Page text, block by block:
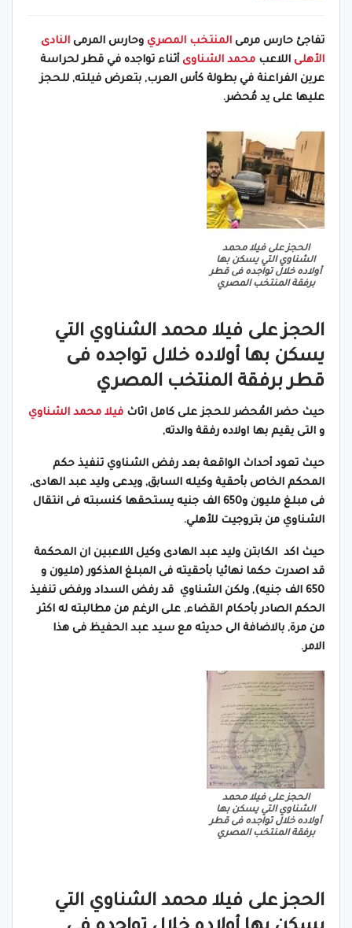
تفاجئ حارس مرمى المنتخب المصري وحارس المرمى النادى
الأهلى اللاعب محمد الشناوى أثناء تواجده في قطر لحراسة
عرين الفراعنة في بطولة كأس العرب, بتعرض فيلته, للحجز
عليها على يد مُحضر.
الحجز على فيلا محمد
الشناوي التي يسكن بها
أولاده خلال تواجده فى قطر
برفقة المنتخب المصري
الحجز على فيلا محمد الشناوي التي
يسكن بها أولاده خلال تواجده فى
قطر برفقة المنتخب المصري
حيث حضر المُحضر للحجز على كامل اثاث فيلا محمد الشناوي
و التى يقيم بها اولاده رفقة والدته,
حيث تعود أحداث الواقعة بعد رفض الشناوي تنفيذ حكم
المحكم الخاص بأحقية وكيله السابق, ويدعى وليد عبد الهادى,
فى مبلغ مليون و650 الف جنيه يستحقها كنسبته فى انتقال
الشناوي من بتروجيت للأهلي.
حيث اكد الكابتن وليد عبد الهادى وكيل اللاعبين ان المحكمة
قد اصدرت حكما نهائيا بأحقيته فى المبلغ المذكور (مليون و
650 الف جنيه), ولكن الشناوي قد رفض السداد ورفض تنفيذ
الحكم الصادر بأحكام القضاء, على الرغم من مطالبته له اكثر
من مرة, بالاضافة الى حديثه مع سيد عبد الحفيظ فى هذا
الامر.
الحجز على فيلا محمد
الشناوي التي يسكن بها
أولاده خلال تواجده فى قطر
برفقة المنتخب المصري
الحجز على فيلا محمد الشناوي التي